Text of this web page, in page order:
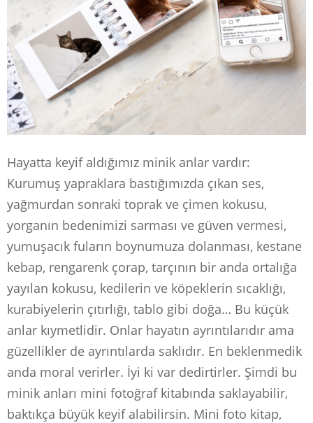
Hayatta keyif aldığımız minik anlar vardır:
Kurumuş yapraklara bastığımızda çıkan ses,
yağmurdan sonraki toprak ve çimen kokusu,
yorganın bedenimizi sarması ve güven vermesi,
yumuşacık fuların boynumuza dolanması, kestane
kebap, rengarenk çorap, tarçının bir anda ortalığa
yayılan kokusu, kedilerin ve köpeklerin sıcaklığı,
kurabiyelerin çıtırlığı, tablo gibi doğa… Bu küçük
anlar kıymetlidir. Onlar hayatın ayrıntılarıdır ama
güzellikler de ayrıntılarda saklıdır. En beklenmedik
anda moral verirler. İyi ki var dedirtirler. Şimdi bu
minik anları mini fotoğraf kitabında saklayabilir,
baktıkça büyük keyif alabilirsin. Mini foto kitap,